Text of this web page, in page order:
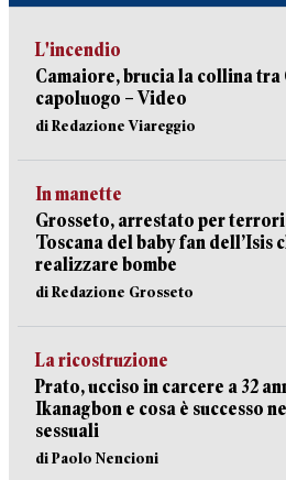
L'incendio
Camaiore, brucia la collina tra
capoluogo – Video
di Redazione Viareggio
In manette
Grosseto, arrestato per
Toscana del baby fan dell’Isis
realizzare bombe
di Redazione Grosseto
La ricostruzione
Prato, ucciso in carcere a 32
Ikanagbon e cosa è successo
sessuali
di Paolo Nencioni